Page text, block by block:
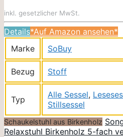
inkl. gesetzlicher MwSt.
Details*Auf Amazon ansehen*
Marke
SoBuy
Bezug Stoff
Typ Alle Sessel,
Stillsessel
Schaukelstuhl aus Birkenholz
Relaxstuhl Birkenholz 5-fach